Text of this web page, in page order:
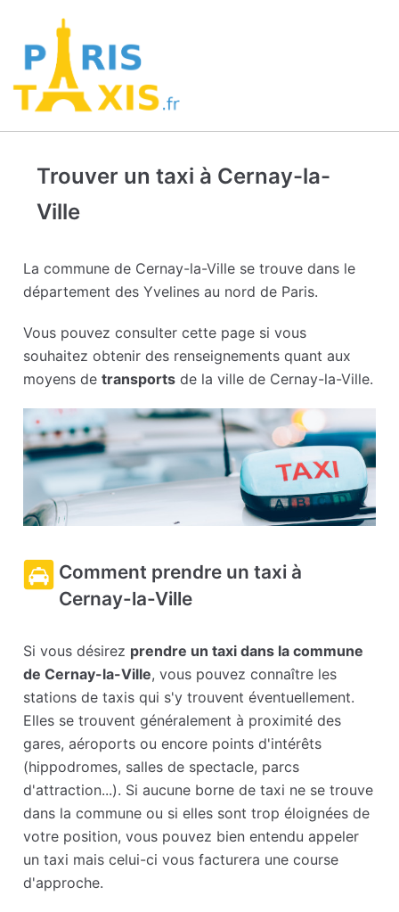
Trouver un taxi à Cernay-la-
Ville
La commune de Cernay-la-Ville se trouve dans le
département des Yvelines au nord de Paris.
Vous pouvez consulter cette page si vous
souhaitez obtenir des renseignements quant aux
moyens detransports de la ville de Cernay-la-Ville.
Comment prendre un taxi à
Cernay-la-Ville
Si vous désirez prendre un taxi dans la commune
de Cernay-la-Ville, vous pouvez connaître les
stations de taxis qui s'y trouvent éventuellement.
Elles se trouvent généralement à proximité des
gares, aéroports ou encore points d'intérêts
(hippodromes, salles de spectacle, parcs
d'attraction...). Si aucune borne de taxi ne se trouve
dans la commune ou si elles sont trop éloignées de
votre position, vous pouvez bien entendu appeler
un taxi mais celui-ci vous facturera une course
d'approche.